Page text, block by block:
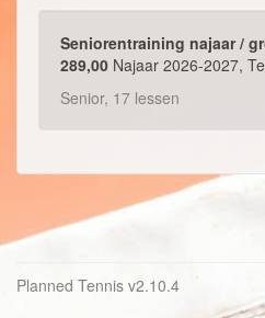
Seniorentraining najaar /
289,00 Najaar 2026-2027,
Senior, 17 lessen
Planned Tennis v2.10.4